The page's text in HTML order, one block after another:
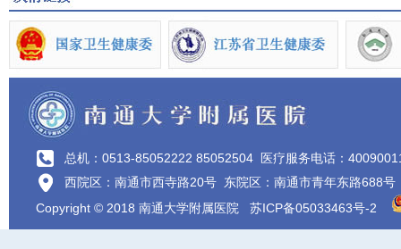
总机：0513-85052222 85052504 医疗服务电话：
西院区：南通市西寺路20号 东院区：南通市青年东路688号
Copyright © 2018 南通大学附属医院 苏ICP备05033463号-2